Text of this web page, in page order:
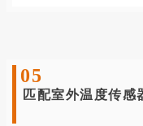
05
匹配室外温度传感